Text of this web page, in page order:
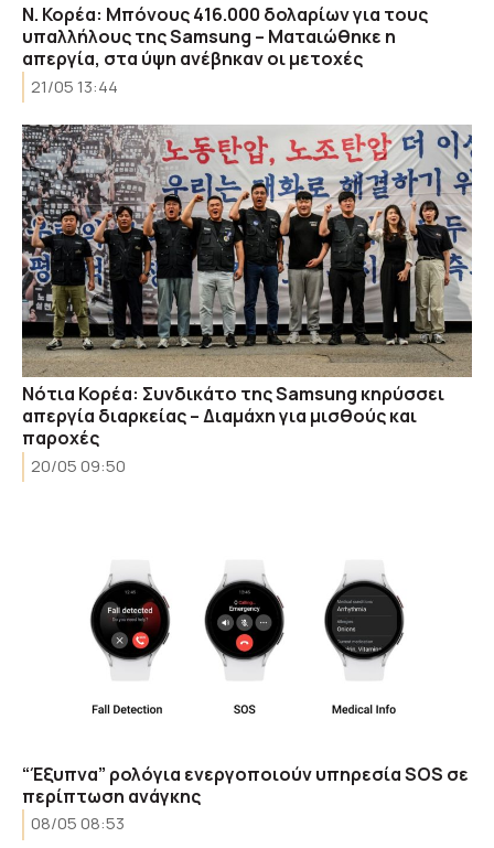
Ν. Κορέα: Μπόνους 416.000 δολαρίων για τους
υπαλλήλους της Samsung – Ματαιώθηκε η
απεργία, στα ύψη ανέβηκαν οι μετοχές
21/05 13:44
Νότια Κορέα: Συνδικάτο της Samsung κηρύσσει
απεργία διαρκείας – Διαμάχη για μισθούς και
παροχές
20/05 09:50
“Έξυπνα” ρολόγια ενεργοποιούν υπηρεσία SOS σε
περίπτωση ανάγκης
08/05 08:53